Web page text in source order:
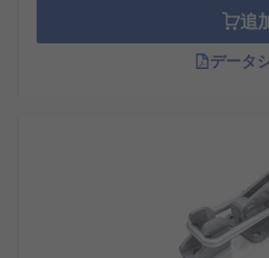
合木工用に使用されます
上を移動し、レールの間
プします。圧力及び締力
バークランプ - ジョーを
属製バーが付いています
部材に最適です。
コーナークランプ又はア
追
データ